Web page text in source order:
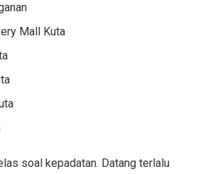
Mall Kuta
soal kepadatan. Datang terlalu